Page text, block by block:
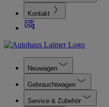
Kontakt
Neuwagen
Gebrauchtwagen
Service & Zubehör